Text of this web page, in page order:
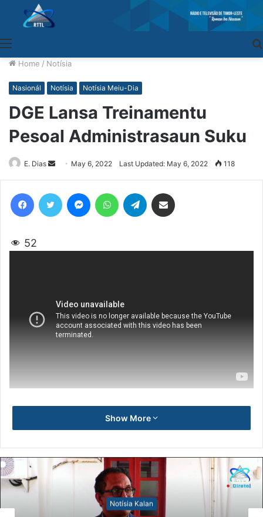
Home / Notísia
Nasionál Notísia Notísia Meiu-Dia
DGE Lansa Treinamentu
Pesoal Administrasaun Suku
E. Dias
Send
an
May 6, 2022 Last Updated: May 6, 2022 118
52
Show More
Notísia Kalan